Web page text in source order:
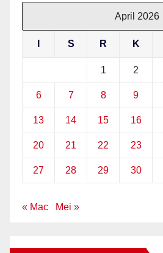
April 2026
S R K
1 2
6 7 8 9
13 14 15 16
20 21 22 23
27 28 29 30
« Mac Mei »